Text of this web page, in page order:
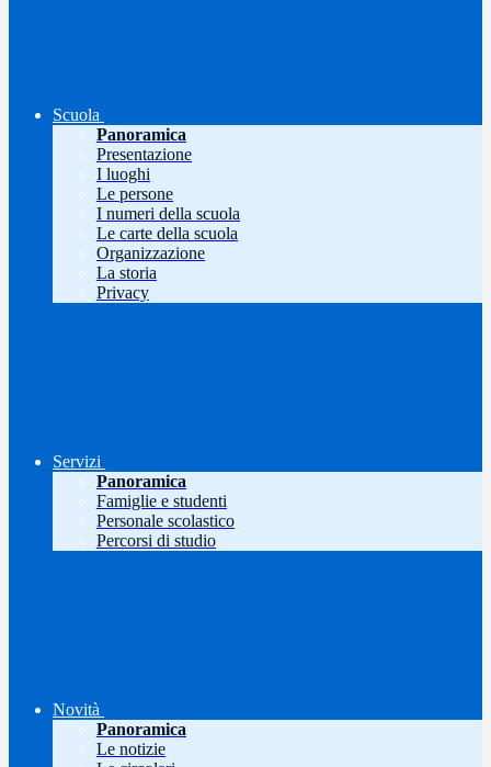
Scuola
Panoramica
Presentazione
I luoghi
Le persone
I numeri della scuola
Le carte della scuola
Organizzazione
La storia
Privacy
Servizi
Panoramica
Famiglie e studenti
Personale scolastico
Percorsi di studio
Novità
Panoramica
Le notizie